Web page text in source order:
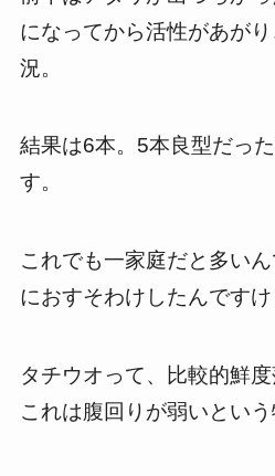
になってから活性があが
況。
結果は6本。5本良型だっ
す。
これでも一家庭だと多い
におすそわけしたんですけ
タチウオって、比較的鮮度
これは腹回りが弱いという